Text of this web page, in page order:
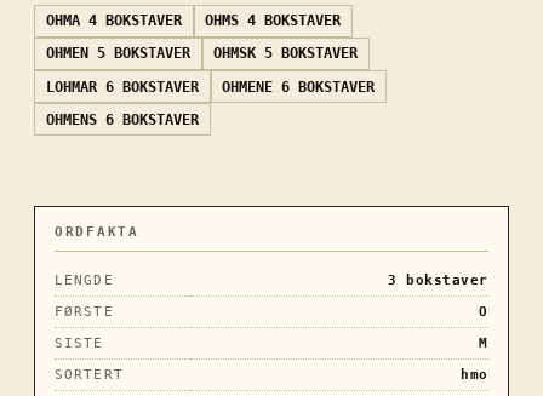
OHMA 4 BOKSTAVER OHMS 4 BOKSTAVER
OHMEN
5 BOKSTAVER OHMSK 5 BOKSTAVER
LOHMAR 6 BOKSTAVER OHMENE 6 BOKSTAVER
OHMENS 6 BOKSTAVER
ORDFAKTA
LENGDE 3
bokstaver
FØRSTE
O
SISTE
M
SORTERT
hmo